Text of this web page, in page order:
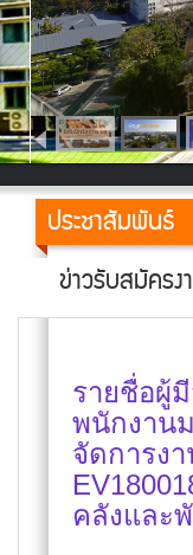
ประชาสัมพันธ์
ข่าวรับสมัครง
รายชื่อผู้
พนักงาน
จัดการง
คลังและ